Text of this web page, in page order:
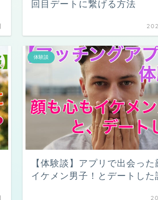
回目デートに繋げる方法
体験談
【体験談】アプリで出会った
イケメン男子！とデートした